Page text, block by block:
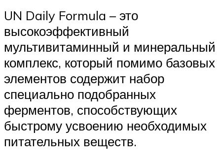
UN Daily Formula – это
высокоэффективный
мультивитаминный и минеральный
комплекс, который помимо базовых
элементов содержит набор
специально подобранных
ферментов, способствующих
быстрому усвоению необходимых
питательных веществ.